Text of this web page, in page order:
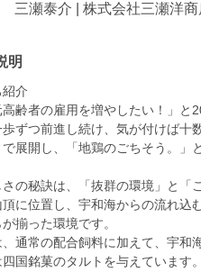
三瀬泰介 | 株式会社三瀬洋商
明
介
高齢者の雇用を増やしたい！」
ずつ前進し続け、気が付けば十
で展開し、「地鶏のごちそう。」
さの秘訣は、「抜群の環境」と「
に位置し、宇和海からの流れ込
揃った環境です。
通常の配合飼料に加えて、宇和
国銘菓のタルトを与えています。